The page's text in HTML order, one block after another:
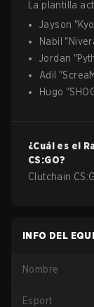
La plantilla
Jayson "
Nabil "
Jordan "
Adil "ScreaM
Hugo "
¿Cuál es el
CS:GO?
Clutchain
INFO DEL
Nombre
Esport